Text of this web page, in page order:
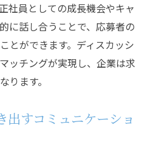
社員としての成長機会やキャ
に話し合うことで、応募者の
とができます。ディスカッシ
ッチングが実現し、企業は求
ります。
出すコミュニケーショ